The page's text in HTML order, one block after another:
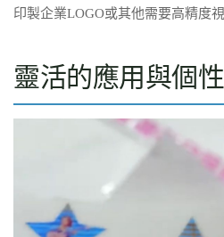
印製企業LOGO或其他需要高精度
靈活的應用與個